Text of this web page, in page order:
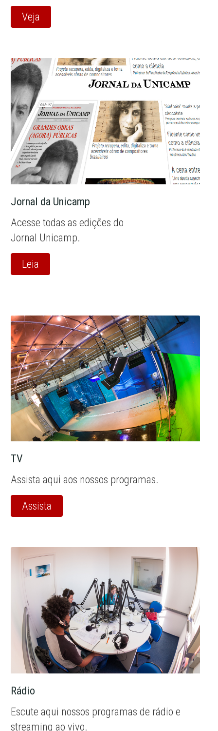
Veja
Jornal da Unicamp
Acesse todas as edições do
Jornal Unicamp.
Leia
TV
Assista aqui aos nossos programas.
Assista
Rádio
Escute aqui nossos programas de rádio e
streaming ao vivo.